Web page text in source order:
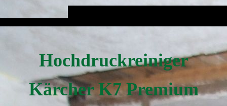
Hochdruckreiniger
Kärcher K7 Premium